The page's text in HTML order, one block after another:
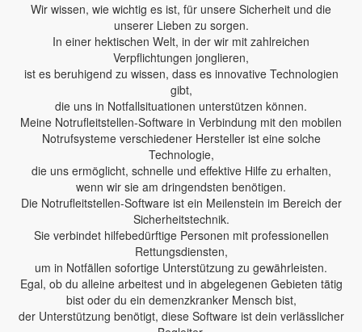
Wir wissen, wie wichtig es ist, für unsere Sicherheit und die
unserer Lieben zu sorgen.
In einer hektischen Welt, in der wir mit zahlreichen
Verpflichtungen jonglieren,
ist es beruhigend zu wissen, dass es innovative Technologien
gibt,
die uns in Notfallsituationen unterstützen können.
Meine Notrufleitstellen-Software in Verbindung mit den mobilen
Notrufsysteme verschiedener Hersteller ist eine solche
Technologie,
die uns ermöglicht, schnelle und effektive Hilfe zu erhalten,
wenn wir sie am dringendsten benötigen.
Die Notrufleitstellen-Software ist ein Meilenstein im Bereich der
Sicherheitstechnik.
Sie verbindet hilfebedürftige Personen mit professionellen
Rettungsdiensten,
um in Notfällen sofortige Unterstützung zu gewährleisten.
Egal, ob du alleine arbeitest und in abgelegenen Gebieten tätig
bist oder du ein demenzkranker Mensch bist,
der Unterstützung benötigt, diese Software ist dein verlässlicher